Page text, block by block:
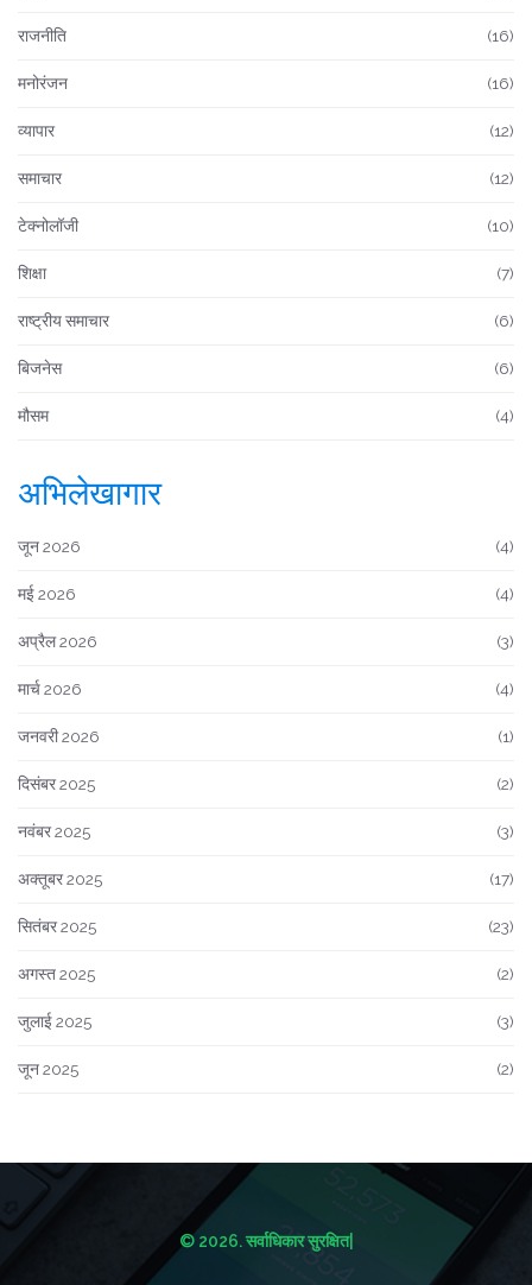
राजनीति (16)
मनोरंजन (16)
व्यापार (12)
समाचार (12)
टेक्नोलॉजी (10)
शिक्षा (7)
राष्ट्रीय समाचार (6)
बिजनेस (6)
मौसम (4)
अभिलेखागार
जून 2026 (4)
मई 2026 (4)
अप्रैल 2026 (3)
मार्च 2026 (4)
जनवरी 2026 (1)
दिसंबर 2025 (2)
नवंबर 2025 (3)
अक्तूबर 2025 (17)
सितंबर 2025 (23)
अगस्त 2025 (2)
जुलाई 2025 (3)
जून 2025 (2)
© 2026. सर्वाधिकार सुरक्षित|